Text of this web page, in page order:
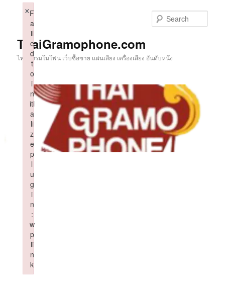
ThaiGramophone.com
ไทยแกรมโมโฟน เว็บซื้อขาย แผ่นเสียง เครื่องเสียง อันดับหนึ่ง
F
a
il
e
d
t
o
i
n
iti
a
li
z
e
p
l
u
g
i
n
:
w
p
li
n
k
×
Failed to initialize plugin: wplink